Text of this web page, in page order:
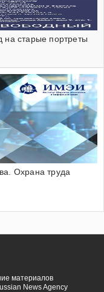
на старые портреты
Охрана труда
материалов
News Agency